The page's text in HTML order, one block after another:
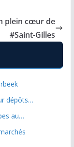
plein cœur de
#Saint-Gilles
dépôts…
au…